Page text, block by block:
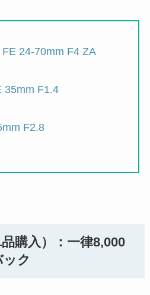
24-70mm F4 ZA
35mm F1.4
F2.8
購入）：一律8,000
ク